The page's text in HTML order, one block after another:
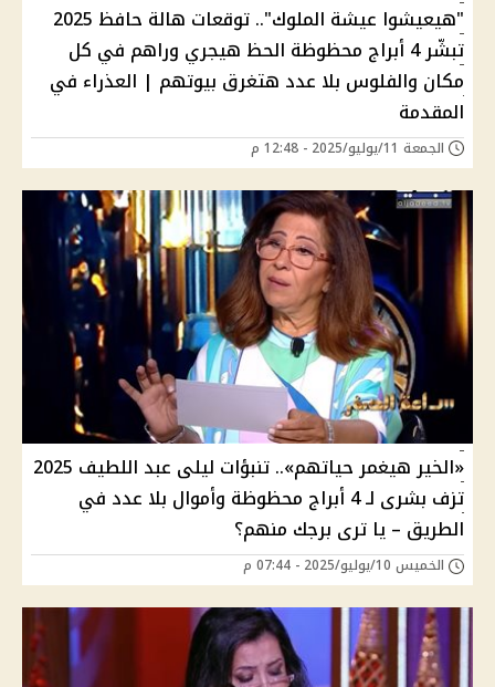
"هيعيشوا عيشة الملوك".. توقعات هالة حافظ 2025
تبشّر 4 أبراج محظوظة الحظ هيجري وراهم في كل
مكان والفلوس بلا عدد هتغرق بيوتهم | العذراء في
المقدمة
الجمعة 11/يوليو/2025 - 12:48 م
«الخير هيغمر حياتهم».. تنبؤات ليلى عبد اللطيف 2025
تزف بشرى لـ 4 أبراج محظوظة وأموال بلا عدد في
الطريق – يا ترى برجك منهم؟
الخميس 10/يوليو/2025 - 07:44 م